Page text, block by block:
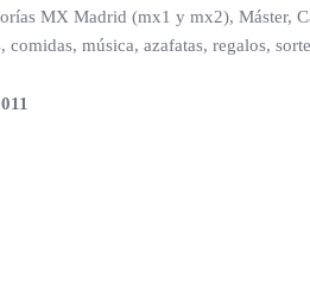
MX Madrid (mx1 y mx2), Máster,
música, azafatas, regalos,